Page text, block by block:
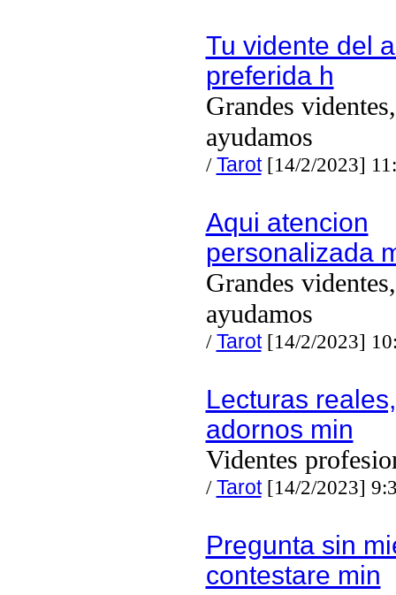
Tu vidente del
preferida h
Grandes
ayudamos
/Tarot[14/2/2023]
Aqui atencion
personalizada
Grandes
ayudamos
/Tarot[14/2/2023]
Lecturas
adornos min
Videntes
/Tarot[14/2/2023]
Pregunta sin
contestare min